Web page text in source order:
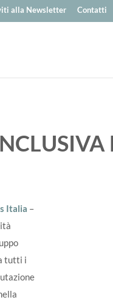
alla Newsletter Contatti
Italia –
tutti i